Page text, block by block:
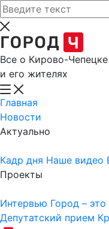
Все о Кирово-Чепецке
и его жителях
Главная
Новости
Актуально
Кадр дня Наше видео
Проекты
Интервью Город –
Депутатский прием